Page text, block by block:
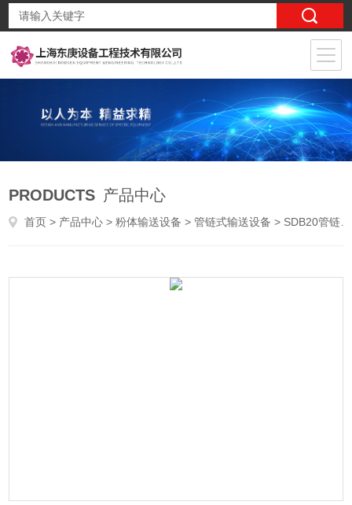
PRODUCTS 产品中心
首页 > 产品中心 >粉体输送设备 >管链式输送设备 > SDB20管链式输送机